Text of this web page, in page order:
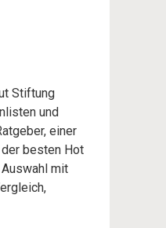
Stiftung
und
einer
besten Hot
mit